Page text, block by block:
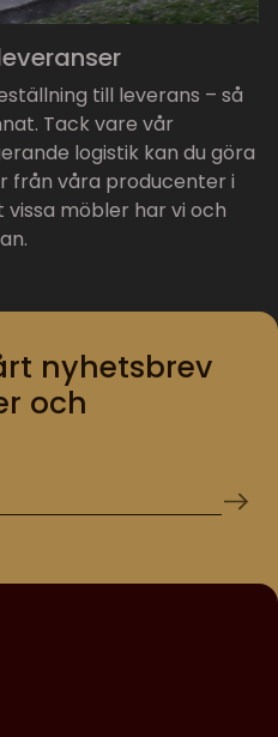
till leverans – så
Tack vare vår
logistik kan du göra
från våra producenter i
vissa möbler har vi och
nyhetsbrev
och